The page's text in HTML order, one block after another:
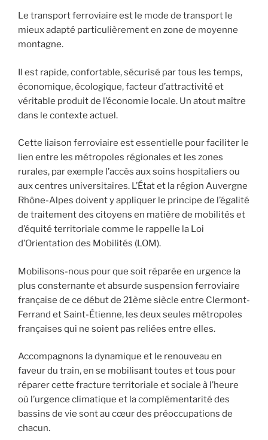
Le transport ferroviaire est le mode de transport le
mieux adapté particulièrement en zone de moyenne
montagne.
Il est rapide, confortable, sécurisé par tous les temps,
économique, écologique, facteur d’attractivité et
véritable produit de l’économie locale. Un atout maître
dans le contexte actuel.
Cette liaison ferroviaire est essentielle pour faciliter le
lien entre les métropoles régionales et les zones
rurales, par exemple l’accès aux soins hospitaliers ou
aux centres universitaires. L’État et la région Auvergne
Rhône-Alpes doivent y appliquer le principe de l’égalité
de traitement des citoyens en matière de mobilités et
d’équité territoriale comme le rappelle la Loi
d’Orientation des Mobilités (LOM).
Mobilisons-nous pour que soit réparée en urgence la
plus consternante et absurde suspension ferroviaire
française de ce début de 21ème siècle entre Clermont-
Ferrand et Saint-Étienne, les deux seules métropoles
françaises qui ne soient pas reliées entre elles.
Accompagnons la dynamique et le renouveau en
faveur du train, en se mobilisant toutes et tous pour
réparer cette fracture territoriale et sociale à l’heure
où l’urgence climatique et la complémentarité des
bassins de vie sont au cœur des préoccupations de
chacun.